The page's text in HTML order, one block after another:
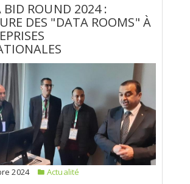
BID ROUND 2024 :
DES "DATA ROOMS" À
2024
Actualité